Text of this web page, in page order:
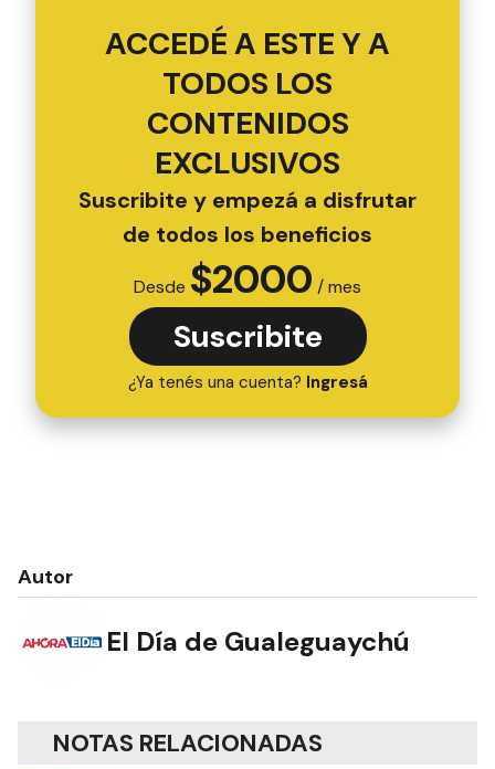
ACCEDÉ A ESTE Y A
TODOS LOS
CONTENIDOS
EXCLUSIVOS
Suscribite y empezá a disfrutar
de todos los beneficios
Desde $2000 / mes
Suscribite
¿Ya tenés una cuenta? Ingresá
Autor
El Día de Gualeguaychú
NOTAS RELACIONADAS